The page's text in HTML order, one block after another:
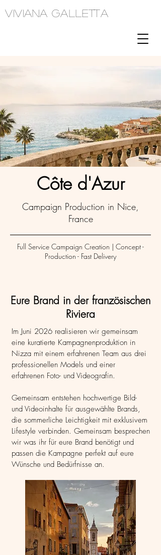
Viviana Galletta
Côte d'Azur
Campaign Production in Nice,
France
Full Service Campaign Creation | Concept -
Production - Fast Delivery
Eure Brand in der französischen
Riviera
Im Juni 2026 realisieren wir gemeinsam
eine kuratierte Kampagnenproduktion in
Nizza mit einem erfahrenen Team aus drei
professionellen Models und einer
erfahrenen Foto- und Videografin.
Gemeinsam entstehen hochwertige Bild-
und Videoinhalte für ausgewählte Brands,
die sommerliche Leichtigkeit mit exklusivem
Lifestyle verbinden. Gemeinsam besprechen
wir was ihr für eure Brand benötigt und
passen die Kampagne perfekt auf eure
Wünsche und Bedürfnisse an.